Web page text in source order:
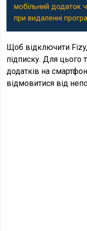
мобільний додаток
при видаленні
Щоб відключити
підписку. Для цього
додатків на
відмовитися від